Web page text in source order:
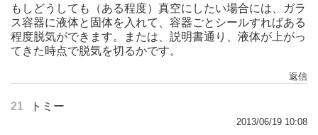
もしどうしても（ある程度）真空にしたい場合には、ガラ
ス容器に液体と固体を入れて、容器ごとシールすればある
程度脱気ができます。または、説明書通り、液体が上がっ
てきた時点で脱気を切るかです。
返信
21 トミー
2013/06/19 10:08